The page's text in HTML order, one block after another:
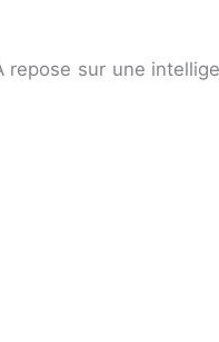
repose sur une